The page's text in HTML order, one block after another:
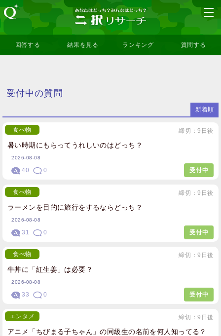
回答する 結果を見る ランキング 質問する
受付中の質問
新着順
暑い時期にもらってうれしいのはどっち？
締切：9日後
食べ物
2026-08-08
40 0 受付中
ラーメンを目的に旅行をするならどっち？
締切：9日後
食べ物
2026-08-08
31 0 受付中
牛丼に「紅生姜」は必要？
締切：9日後
食べ物
2026-08-08
33 0 受付中
アニメ「ちびまる子ちゃん」の同級生の名前を何人知ってる？
締切：9日後
エンタメ